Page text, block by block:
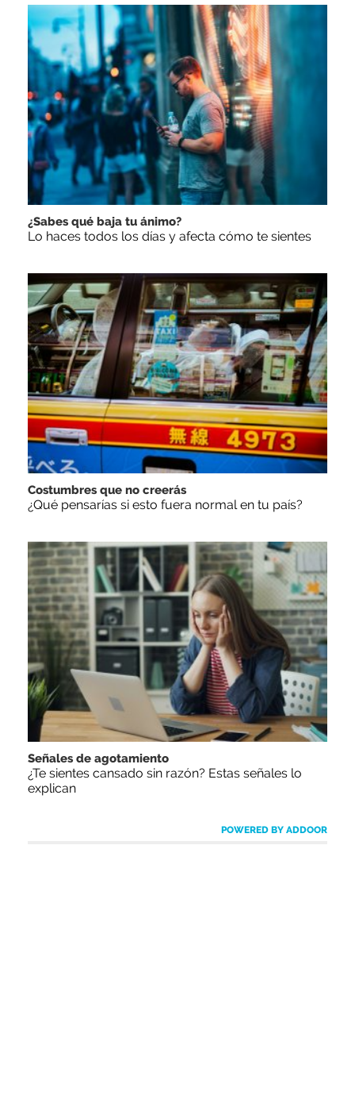
¿Sabes qué baja tu ánimo?
Lo haces todos los días y afecta cómo te sientes
Costumbres que no creerás
¿Qué pensarías si esto fuera normal en tu país?
Señales de agotamiento
¿Te sientes cansado sin razón? Estas señales lo
explican
POWERED BY ADDOOR